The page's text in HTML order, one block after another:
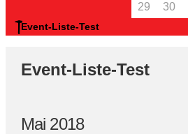
29 30
Event-Liste-Test
Event-Liste-Test
Mai 2018